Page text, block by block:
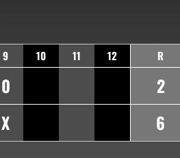
9 10 11 12
0
X
R
2
6